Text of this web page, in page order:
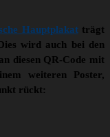
Hauptplakatträgt
wird auch bei den
diesen QR-Code mit
weiteren Poster,
rückt: